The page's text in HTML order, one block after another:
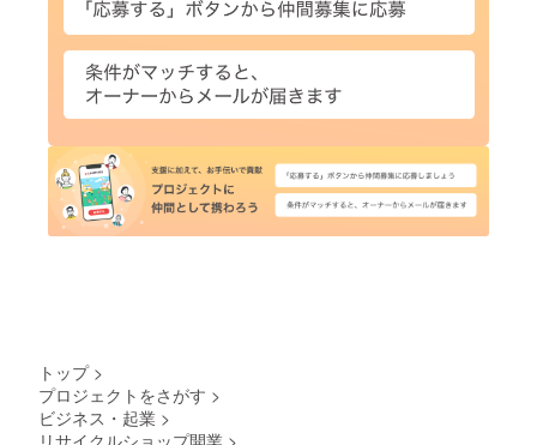
トップ >
プロジェクトをさがす >
ビジネス・起業 >
リサイクルショップ開業 >